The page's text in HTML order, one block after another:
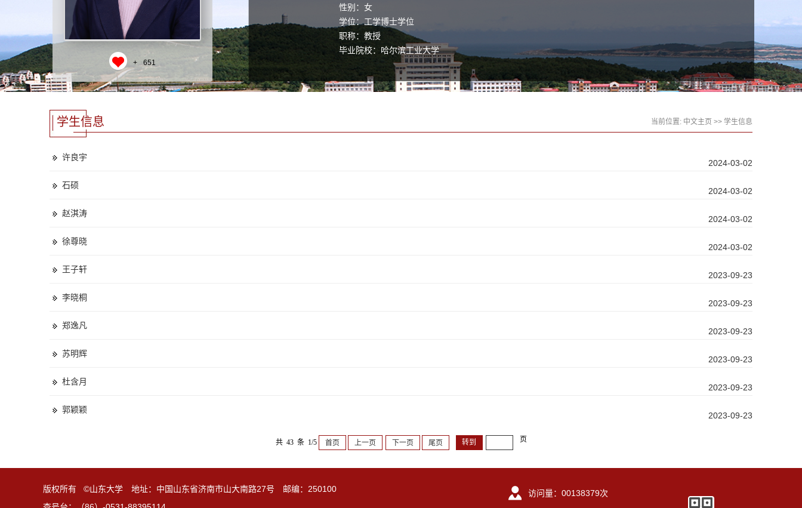
+ 651
性别：女
学位：工学博士学位
职称：教授
毕业院校：哈尔滨工业大学
学科：信号与信息处理
学生信息 当前位置: 中文主页 >> 学生信息
许良宇
2024-03-02
石硕
2024-03-02
赵淇涛
2024-03-02
徐尊晓
2024-03-02
王子轩
2023-09-23
李晓桐
2023-09-23
郑逸凡
2023-09-23
苏明辉
2023-09-23
杜含月
2023-09-23
郭颖颖
2023-09-23
共 43 条 1/5 首页 上一页 下一页 尾页 页
版权所有 ©山东大学 地址：中国山东省济南市山大南路27号 邮编：250100
访问量： 00138379次